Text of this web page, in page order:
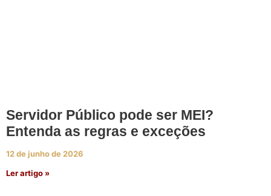
Servidor Público pode ser MEI?
Entenda as regras e exceções
12 de junho de 2026
Ler artigo »